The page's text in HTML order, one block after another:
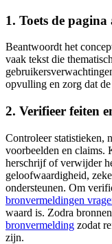
1. Toets de
Beantwoordt het
vaak tekst die
opvulling en zorg dat
2. Verifieer feiten
Controleer statistieken,
voorbeelden en claims.
herschrijf of verwijder
geloofwaardigheid,
ondersteunen. Om
bronvermeldingen
waard is. Zodra
bronvermelding zodat
zijn.